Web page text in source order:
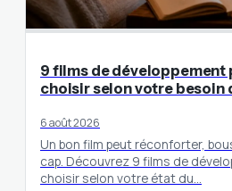
9 films de développement
choisir selon votre besoin
6 août 2026
Un bon film peut réconforter,
cap. Découvrez 9 films de
choisir selon votre état du…